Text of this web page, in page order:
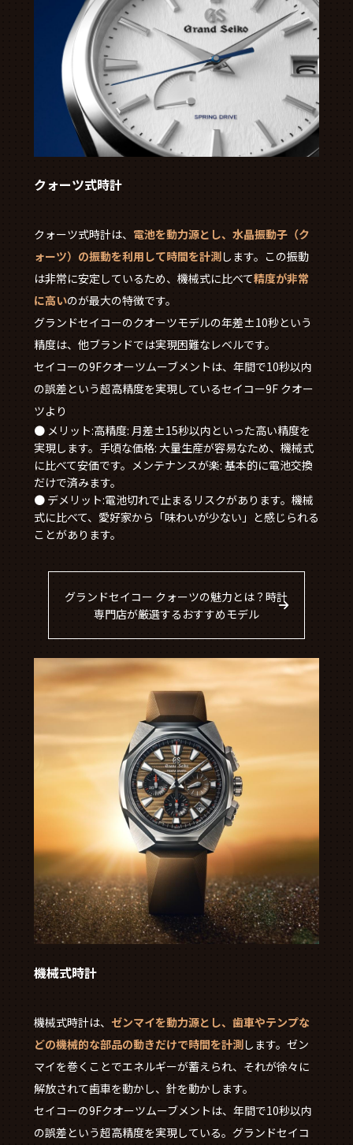
クォーツ式時計
クォーツ式時計は、 電池を動力源とし、水晶振動子（ク
ォーツ）の振動を利用して時間を計測します。この振動
は非常に安定しているため、機械式に比べて精度が非常
に高いのが最大の特徴です。
グランドセイコーのクオーツモデルの年差±10秒という
精度は、他ブランドでは実現困難なレベルです。
セイコーの9Fクオーツムーブメントは、年間で10秒以内
の誤差という超高精度を実現しているセイコー9F クオー
ツより
● メリット:高精度: 月差±15秒以内といった高い精度を
実現します。手頃な価格: 大量生産が容易なため、機械式
に比べて安価です。メンテナンスが楽: 基本的に電池交換
だけで済みます。
● デメリット:電池切れで止まるリスクがあります。機械
式に比べて、愛好家から「味わいが少ない」と感じられる
ことがあります。
グランドセイコー クォーツの魅力とは？時計
専門店が厳選するおすすめモデル
機械式時計
機械式時計は、 ゼンマイを動力源とし、歯車やテンプな
どの機械的な部品の動きだけで時間を計測します。ゼン
マイを巻くことでエネルギーが蓄えられ、それが徐々に
解放されて歯車を動かし、針を動かします。
セイコーの9Fクオーツムーブメントは、年間で10秒以内
の誤差という超高精度を実現している。 グランドセイコ